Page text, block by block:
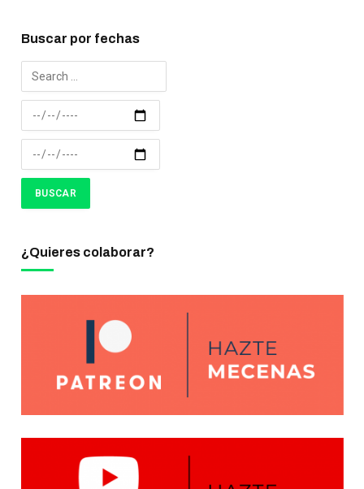
Buscar por fechas
¿Quieres colaborar?